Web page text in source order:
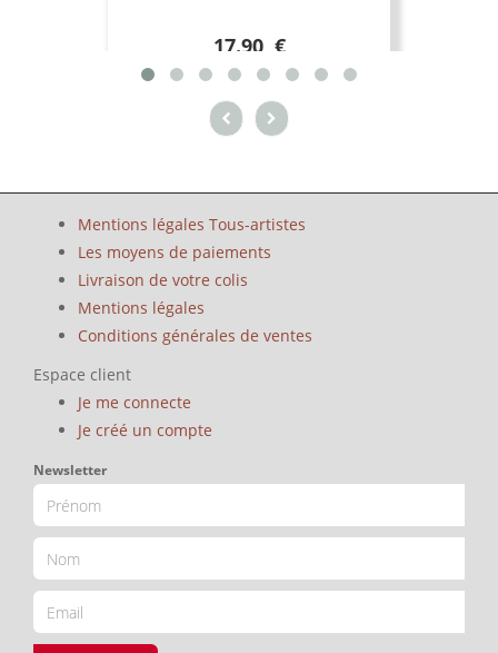
17.90 €
Mentions légales Tous-artistes
Les moyens de paiements
Livraison de votre colis
Mentions légales
Conditions générales de ventes
Espace client
Je me connecte
Je créé un compte
Newsletter